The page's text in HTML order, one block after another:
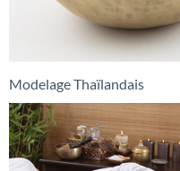
Modelage Thaïlandais